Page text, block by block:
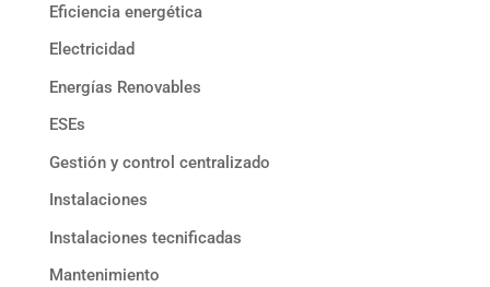
Eficiencia energética
Electricidad
Energías Renovables
ESEs
Gestión y control centralizado
Instalaciones
Instalaciones tecnificadas
Mantenimiento